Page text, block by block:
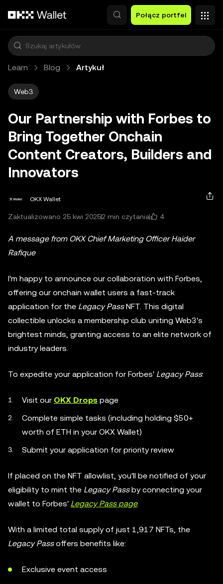
Połącz portfel
Learn Blog Artykuł
Web3
Our Partnership with Forbes to
Bring Together Onchain
Content Creators, Builders and
Innovators
OKX Wallet
Zaktualizowano 25 kwi 20252 min czytania 4
A message from OKX Chief Marketing Officer Haider
Rafique
I'm happy to announce our collaboration with Forbes,
offering our onchain wallet users a fast-track
application for the Legacy PassNFT. This digital
collectible unlocks a membership club uniting Web3's
brightest minds, granting access to an elite network of
industry leaders.
To expedite your application for Forbes' Legacy Pass:
Visit our OKX Drops page
Complete simple tasks (including holding $50+
worth of ETH in your OKX Wallet)
Submit your application for priority review
If placed on the NFT allowlist, you'll be notified of your
eligibility to mint the Legacy Passby connecting your
wallet to Forbes' Legacy Pass page.
With a limited total supply of just 1,917 NFTs, the
Legacy Passoffers benefits like:
Exclusive event access